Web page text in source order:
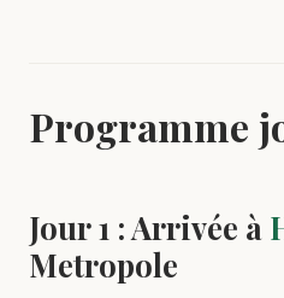
Programme
Jour 1 : Arrivée à
Metropole